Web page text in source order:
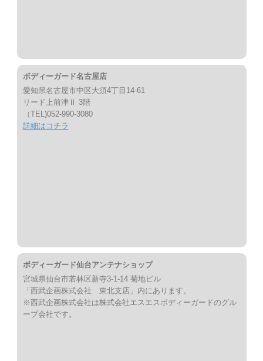
ボディーガード名古屋店
愛知県名古屋市中区大須4丁目14-61
リード上前津Ⅱ 3階
（TEL)052-990-3080
詳細はコチラ
ボディーガード仙台アンテナショップ
宮城県仙台市若林区新寺3-1-14 菊地ビル
「西武企画株式会社 東北支店」内にあります。
※西武企画株式会社は株式会社エスエスボディーガードのグル
ープ会社です。